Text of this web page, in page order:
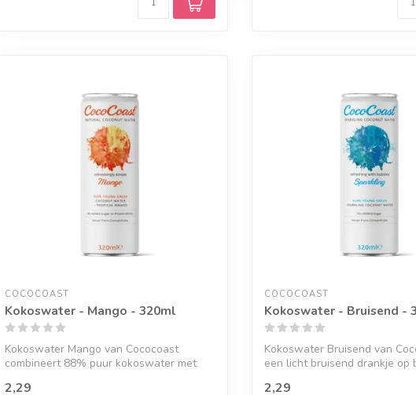
COCOCOAST
Kokoswater - Mango - 320ml
Kokoswater Mango van Cococoast
combineert 88% puur kokoswater met
2,29
COCOCOAST
Kokoswater - Bruisend -
Kokoswater Bruisend van
een licht bruisend drankje op
2,29